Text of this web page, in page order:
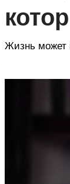
Жизнь может